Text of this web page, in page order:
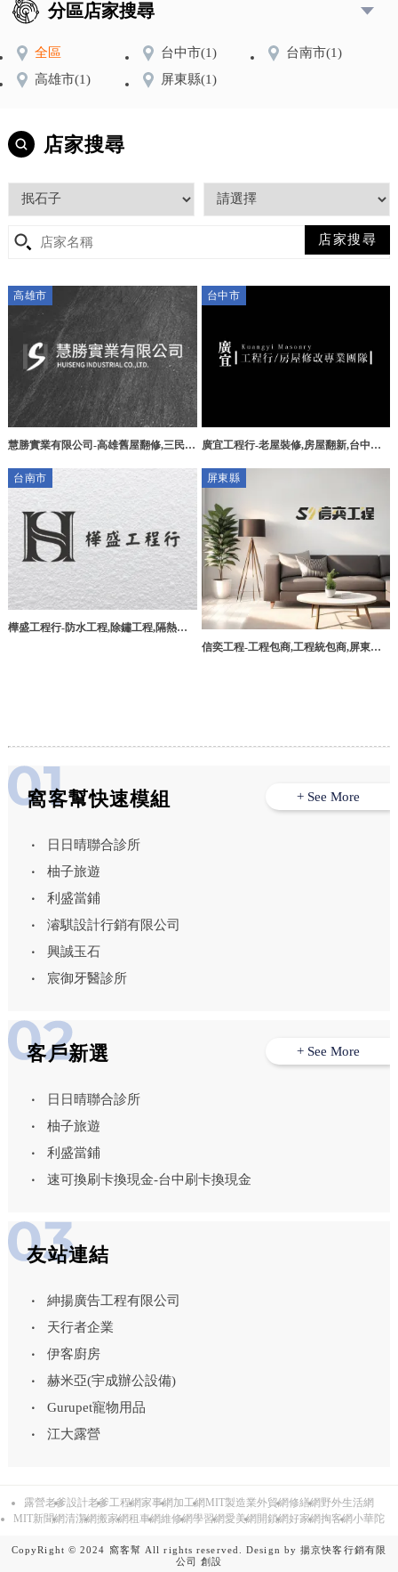
分區店家搜尋
全區 台中市(1) 台南市(1)
高雄市(1) 屏東縣(1)
店家搜尋
高雄市
慧勝實業有限公司-高雄舊屋翻修,三民區
工程,三民區泥作工程廠商
台中市
廣宜工程行-老屋裝修,房屋翻新,台中房
台南市
樺盛工程行-防水工程,除鏽工程,隔熱工
屏東縣
信奕工程-工程包商,工程統包商,屏東工
窩客幫快速模組
日日晴聯合診所
柚子旅遊
利盛當鋪
濬騏設計行銷有限公司
興誠玉石
宸御牙醫診所
+ See More
客戶新選
日日晴聯合診所
柚子旅遊
利盛當鋪
速可換刷卡換現金-台中刷卡換現金
+ See More
友站連結
紳揚廣告工程有限公司
天行者企業
伊客廚房
赫米亞(宇成辦公設備)
Gurupet寵物用品
江大露營
露營老爹設計老爹工程網家事網加工網MIT製造業外貿網修繕網野外生活網
MIT新聞網清潔網搬家網租車網維修網學習網愛美網開鎖網好家網掏客網小華陀
CopyRight © 2024 窩客幫 All rights reserved. Design by揚京快客行銷有限
公司 創設